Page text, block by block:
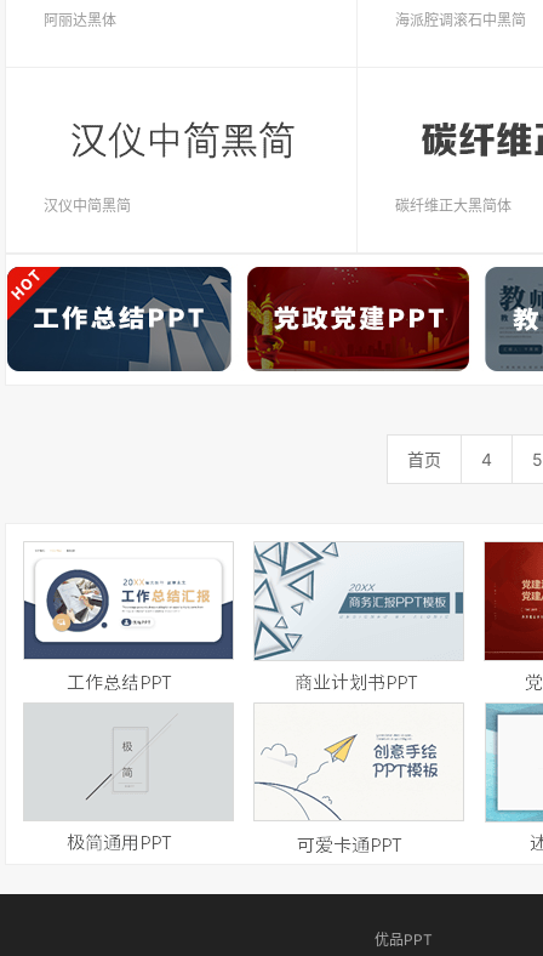
阿丽达黑体 海派腔调滚石中黑简
汉仪中简黑简 碳纤维正大黑简体
首页 4 5
优品PPT